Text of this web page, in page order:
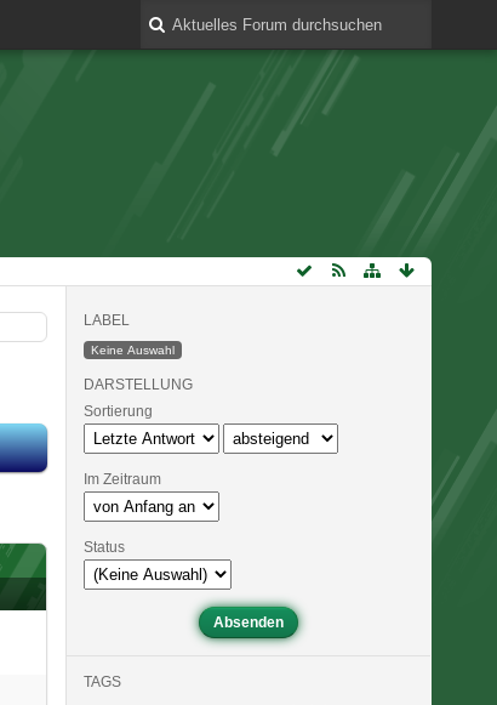
LABEL
Keine Auswahl
DARSTELLUNG
Sortierung
Im Zeitraum
Status
TAGS